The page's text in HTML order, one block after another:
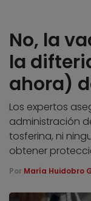
No, la
la
ahora)
Los expertos
administración
tosferina, ni
obtener
Por María Huidobro